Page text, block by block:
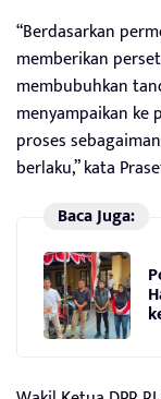
“Berdasarkan
memberikan
membubuhkan
menyampaikan ke
proses
berlaku,” kata
Baca Juga: